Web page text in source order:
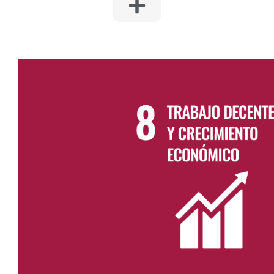
8. TRABAJO DECENTE Y
Generar y mantener empleo directo estable en todos los
También generar empleo indirecto contando con
proveedores que participan en muchos aspectos de su
especialización necesaria de los procesos, que requiere una
empleo de calidad. Priorizar la creación de empleo local en
crea la actividad, fomentando la lucha contra la
zonas con menos habitantes.